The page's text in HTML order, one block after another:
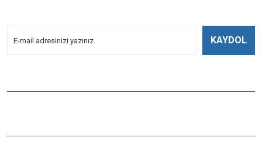
KAYDOL